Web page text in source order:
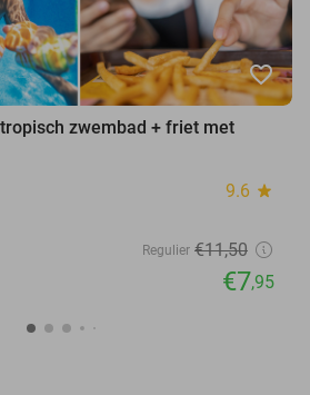
favorite_border
zwembad + friet met
9.6 star
Regulier €11,50
€7,95